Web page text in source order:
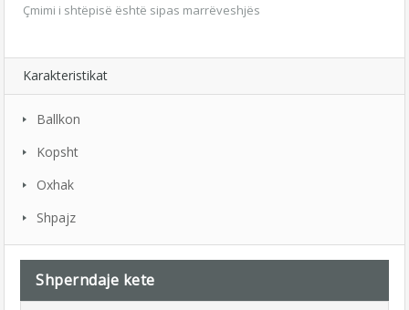
Çmimi i shtëpisë është sipas marrëveshjës
Karakteristikat
Ballkon
Kopsht
Oxhak
Shpajz
Shperndaje kete